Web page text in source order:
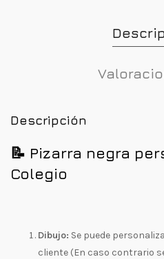
Descripción
📝 Pizarra negra
Colegio
Dibujo: Se puede
cliente (En caso contrario